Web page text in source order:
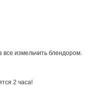
все измельчить блендором.
2 часа!